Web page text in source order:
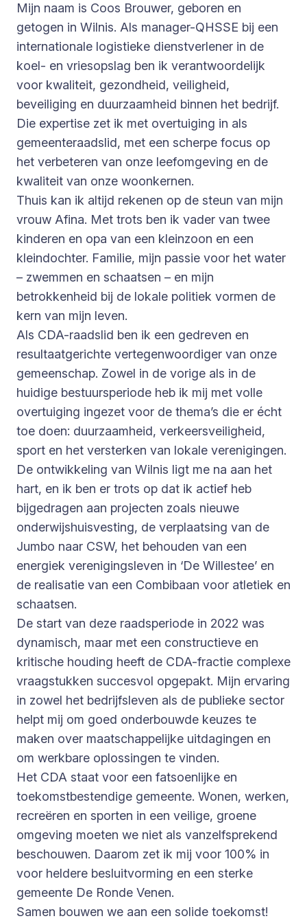
Mijn naam is Coos Brouwer, geboren en
getogen in Wilnis. Als manager-QHSSE bij een
internationale logistieke dienstverlener in de
koel- en vriesopslag ben ik verantwoordelijk
voor kwaliteit, gezondheid, veiligheid,
beveiliging en duurzaamheid binnen het bedrijf.
Die expertise zet ik met overtuiging in als
gemeenteraadslid, met een scherpe focus op
het verbeteren van onze leefomgeving en de
kwaliteit van onze woonkernen.
Thuis kan ik altijd rekenen op de steun van mijn
vrouw Afina. Met trots ben ik vader van twee
kinderen en opa van een kleinzoon en een
kleindochter. Familie, mijn passie voor het water
– zwemmen en schaatsen – en mijn
betrokkenheid bij de lokale politiek vormen de
kern van mijn leven.
Als CDA-raadslid ben ik een gedreven en
resultaatgerichte vertegenwoordiger van onze
gemeenschap. Zowel in de vorige als in de
huidige bestuursperiode heb ik mij met volle
overtuiging ingezet voor de thema’s die er écht
toe doen: duurzaamheid, verkeersveiligheid,
sport en het versterken van lokale verenigingen.
De ontwikkeling van Wilnis ligt me na aan het
hart, en ik ben er trots op dat ik actief heb
bijgedragen aan projecten zoals nieuwe
onderwijshuisvesting, de verplaatsing van de
Jumbo naar CSW, het behouden van een
energiek verenigingsleven in ‘De Willestee’ en
de realisatie van een Combibaan voor atletiek en
schaatsen.
De start van deze raadsperiode in 2022 was
dynamisch, maar met een constructieve en
kritische houding heeft de CDA-fractie complexe
vraagstukken succesvol opgepakt. Mijn ervaring
in zowel het bedrijfsleven als de publieke sector
helpt mij om goed onderbouwde keuzes te
maken over maatschappelijke uitdagingen en
om werkbare oplossingen te vinden.
Het CDA staat voor een fatsoenlijke en
toekomstbestendige gemeente. Wonen, werken,
recreëren en sporten in een veilige, groene
omgeving moeten we niet als vanzelfsprekend
beschouwen. Daarom zet ik mij voor 100% in
voor heldere besluitvorming en een sterke
gemeente De Ronde Venen.
Samen bouwen we aan een solide toekomst!